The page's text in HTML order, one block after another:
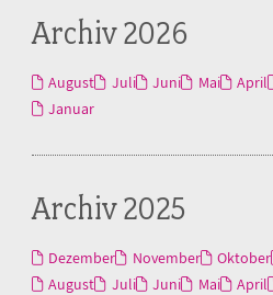
Archiv 2026
August Juli Juni Mai April
Januar
Archiv 2025
Dezember November Oktober
August
Juli Juni Mai April